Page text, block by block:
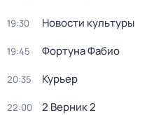
19:30 Новости культуры
19:45 Фортуна Фабио
20:35 Курьер
22:00 2 Верник 2